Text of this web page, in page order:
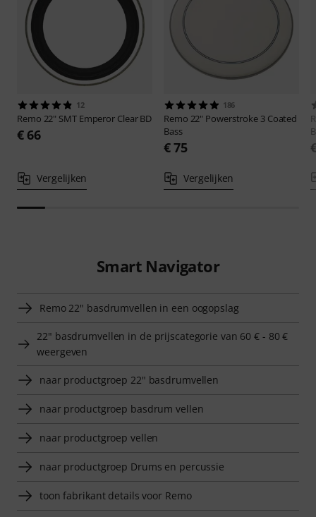
12
Remo 22" SMT Emperor Clear BD
€ 66
Vergelijken
186
Remo 22" Powerstroke 3 Coated
Bass
€ 75
Vergelijken
Smart Navigator
Remo 22" basdrumvellen in een oogopslag
22" basdrumvellen in de prijscategorie van 60 € - 80 €
weergeven
naar productgroep 22" basdrumvellen
naar productgroep basdrum vellen
naar productgroep vellen
naar productgroep Drums en percussie
toon fabrikant details voor Remo